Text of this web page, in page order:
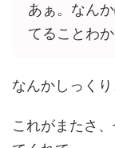
あぁ。なん
てることわか
なんかしっく
これがまたさ